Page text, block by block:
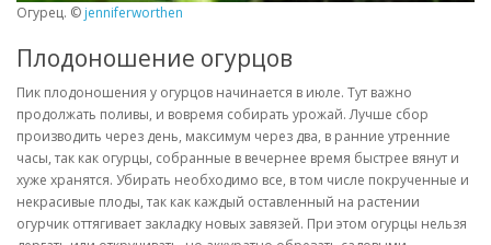
Огурец. © jenniferworthen
Плодоношение огурцов
Пик плодоношения у огурцов начинается в июле. Тут важно
продолжать поливы, и вовремя собирать урожай. Лучше сбор
производить через день, максимум через два, в ранние утренние
часы, так как огурцы, собранные в вечернее время быстрее вянут и
хуже хранятся. Убирать необходимо все, в том числе покрученные и
некрасивые плоды, так как каждый оставленный на растении
огурчик оттягивает закладку новых завязей. При этом огурцы нельзя